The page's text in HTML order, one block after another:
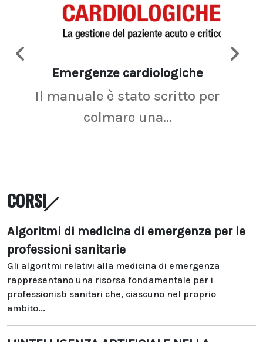
Emergenze cardiologiche
Il manuale è stato scritto per
colmare una...
CORSI
Algoritmi di medicina di emergenza per le
professioni sanitarie
Gli algoritmi relativi alla medicina di emergenza
rappresentano una risorsa fondamentale per i
professionisti sanitari che, ciascuno nel proprio
ambito...